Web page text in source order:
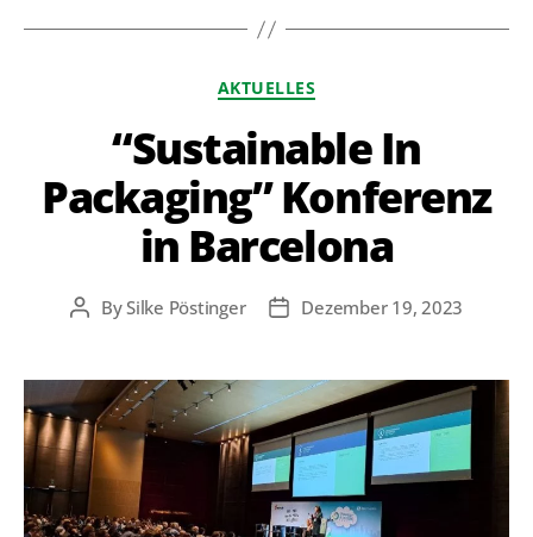
AKTUELLES
“Sustainable In
Packaging” Konferenz
in Barcelona
BySilke Pöstinger Dezember 19, 2023